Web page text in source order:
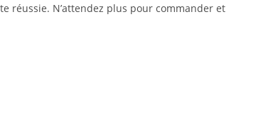
réussie. N’attendez plus pour commander et